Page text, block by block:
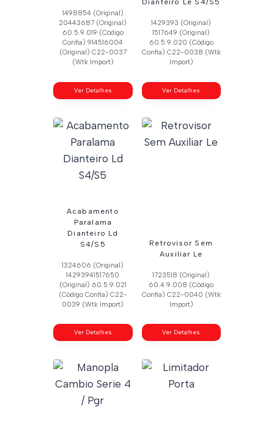
1498854 (Original)
20443687 (Original)
60.5.9.019 (Código
Confia) 914516004
(Original) C22-0037
(Wtk Import)
Ver Detalhes
1429393 (Original)
1517649 (Original)
60.5.9.020 (Código
Confia) C22-0038 (Wtk
Import)
Ver Detalhes
Acabamento
Paralama
Dianteiro Ld
S4/S5
1324606 (Original)
14293941517650
(Original) 60.5.9.021
(Código Confia) C22-
0039 (Wtk Import)
Ver Detalhes
Retrovisor Sem
Auxiliar Le
1723518 (Original)
60.4.9.008 (Código
Confia) C22-0040 (Wtk
Import)
Ver Detalhes